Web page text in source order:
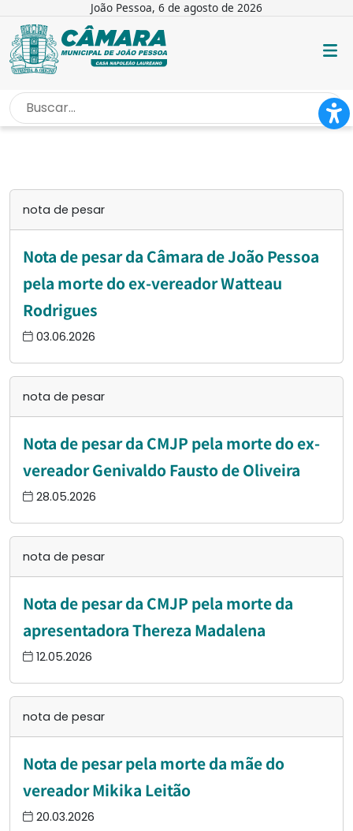
João Pessoa, 6 de agosto de 2026
INÍCIO /
nota de pesar
Nota de pesar da Câmara de João Pessoa
pela morte do ex-vereador Watteau
Rodrigues
03.06.2026
nota de pesar
Nota de pesar da CMJP pela morte do ex-
vereador Genivaldo Fausto de Oliveira
28.05.2026
nota de pesar
Nota de pesar da CMJP pela morte da
apresentadora Thereza Madalena
12.05.2026
nota de pesar
Nota de pesar pela morte da mãe do
vereador Mikika Leitão
20.03.2026